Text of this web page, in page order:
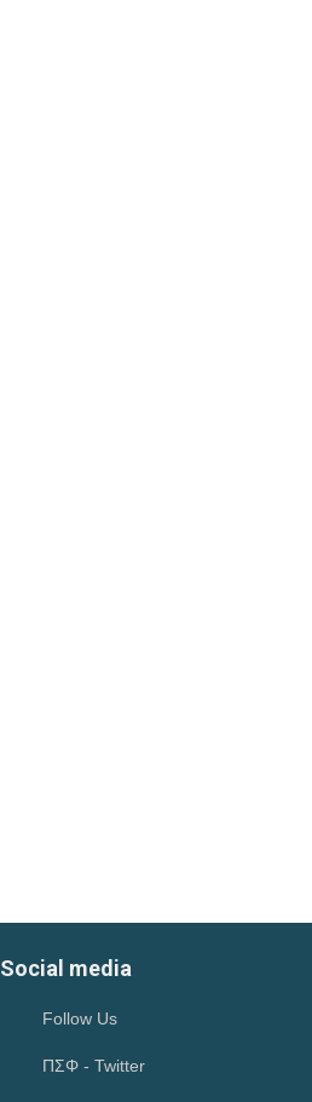
Social media
Follow Us
ΠΣΦ - Twitter